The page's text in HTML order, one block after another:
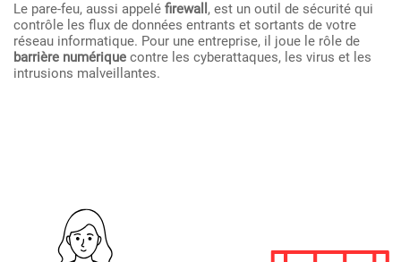
Le pare-feu, aussi appelé firewall , est un outil de sécurité qui
contrôle les flux de données entrants et sortants de votre
réseau informatique. Pour une entreprise, il joue le rôle de
barrière numérique contre les cyberattaques, les virus et les
intrusions malveillantes.